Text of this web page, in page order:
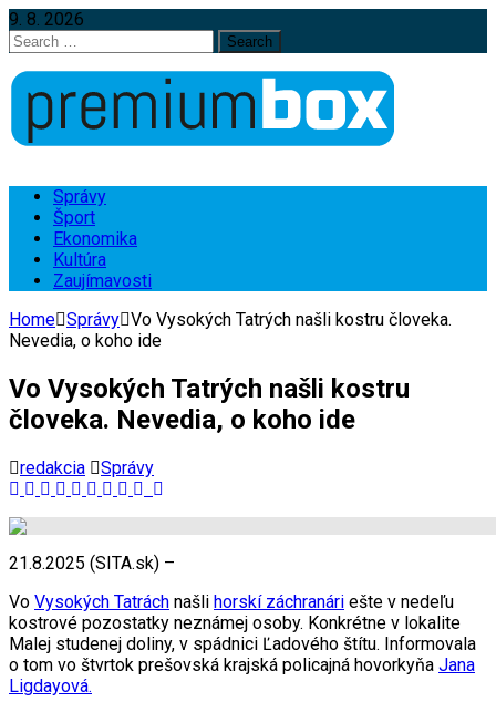
9. 8. 2026
Search
for:
Správy
Šport
Ekonomika
Kultúra
Zaujímavosti
Home Správy Vo Vysokých Tatrých našli kostru človeka.
Nevedia, o koho ide
Vo Vysokých Tatrých našli kostru
človeka. Nevedia, o koho ide
redakcia Správy
21.8.2025 (SITA.sk) –
Vo Vysokých Tatrách našli horskí záchranári ešte v nedeľu
kostrové pozostatky neznámej osoby. Konkrétne v lokalite
Malej studenej doliny, v spádnici Ľadového štítu. Informovala
o tom vo štvrtok prešovská krajská policajná hovorkyňa Jana
Ligdayová.